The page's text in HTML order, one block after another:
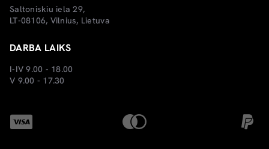
Saltoniskiu iela 29,
LT-08106, Vilnius, Lietuva
DARBA LAIKS
I-IV 9.00 - 18.00
V 9.00 - 17.30